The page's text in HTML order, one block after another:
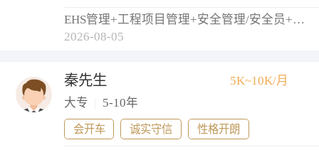
EHS管理+工程项目管理+安全管理/安全员+物业经理/主管
2026-08-05
秦先生
5K~10K/月
大专
5-10年
会开车 诚实守信 性格开朗